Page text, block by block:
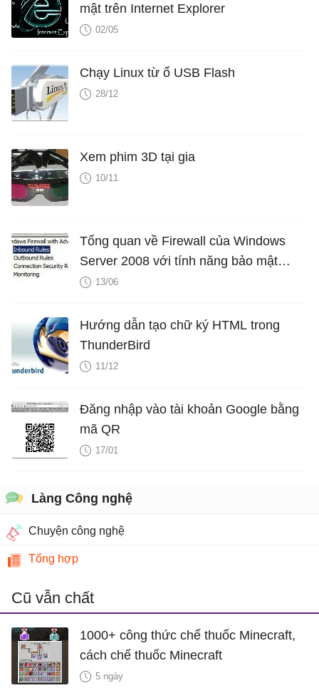
mật trên Internet Explorer
02/05
Chạy Linux từ ổ USB Flash
28/12
Xem phim 3D tại gia
10/11
Tổng quan về Firewall của Windows
Server 2008 với tính năng bảo mật
nâng cao - Phần 2
13/06
Hướng dẫn tạo chữ ký HTML trong
ThunderBird
11/12
Đăng nhập vào tài khoản Google bằng
mã QR
17/01
Làng Công nghệ
Chuyện công nghệ
Tổng hợp
Cũ vẫn chất
1000+ công thức chế thuốc Minecraft,
cách chế thuốc Minecraft
5 ngày